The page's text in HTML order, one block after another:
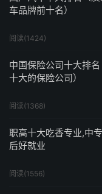
车品牌前十名）
阅读(1424)
中国保险公司十大排
十大的保险公司）
阅读(1368)
职高十大吃香专业,中
后好就业
阅读(1556)